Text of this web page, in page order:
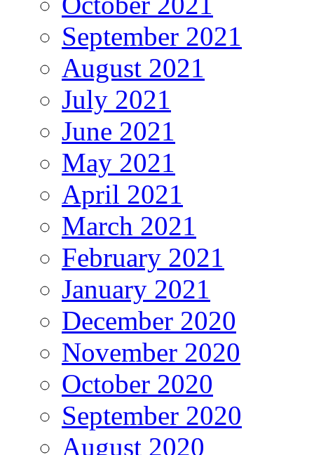
September 2021
August 2021
July 2021
June 2021
May 2021
April 2021
March 2021
February 2021
January 2021
December 2020
November 2020
October 2020
September 2020
August 2020